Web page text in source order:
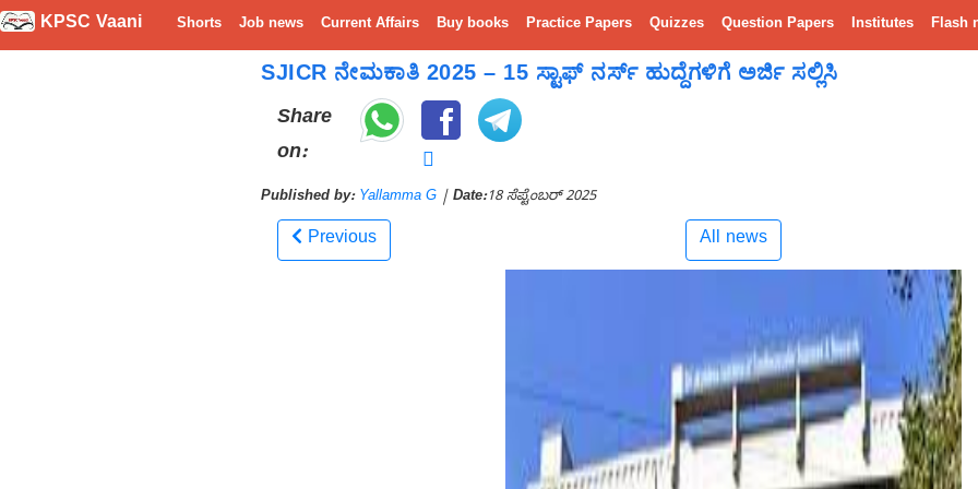
KPSC Vaani Shorts Job news Current Affairs Buy books Practice Papers Quizzes Question Papers Institutes Flash
SJICR ನೇಮಕಾತಿ 2025 – 15 ಸ್ಟಾಫ್ ನರ್ಸ್ ಹುದ್ದೆಗಳಿಗೆ ಅರ್ಜಿ ಸಲ್ಲಿಸಿ
Share
on:
Published by: Yallamma G | Date:18 ಸೆಪ್ಟೆಂಬರ್ 2025
Previous All news